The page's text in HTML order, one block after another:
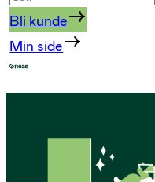
etter
Bli kunde
Min side